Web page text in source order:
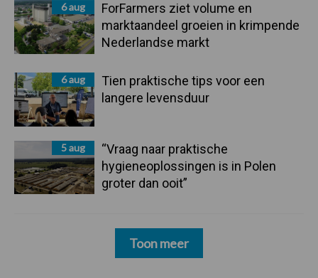
6 aug
ForFarmers ziet volume en
marktaandeel groeien in krimpende
Nederlandse markt
6 aug
Tien praktische tips voor een
langere levensduur
5 aug
“Vraag naar praktische
hygieneoplossingen is in Polen
groter dan ooit”
Toon meer